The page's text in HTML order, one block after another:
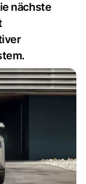
nächste